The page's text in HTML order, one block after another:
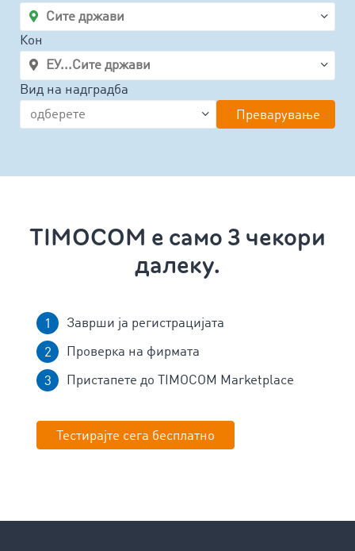
Кон
Вид на надградба
Преварување
TIMOCOM е само 3 чекори
далеку.
Заврши ја регистрацијата
Проверка на фирмата
Пристапете до TIMOCOM Marketplace
Тестирајте сега бесплатно